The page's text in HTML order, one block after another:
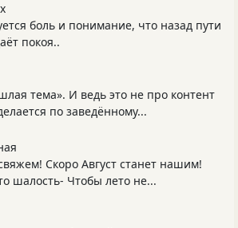
боль и понимание, что назад пути
покоя..
тема». И ведь это не про контент
по заведённому...
Скоро Август станет нашим!
шалость- Чтобы лето не...